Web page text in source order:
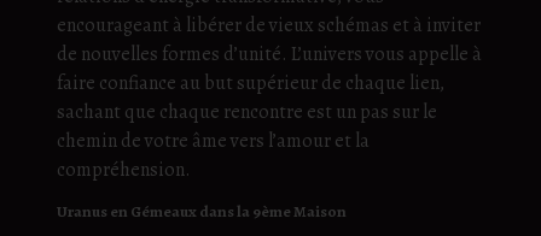
encourageant à libérer de vieux schémas et à inviter
de nouvelles formes d’unité. L’univers vous appelle à
faire confiance au but supérieur de chaque lien,
sachant que chaque rencontre est un pas sur le
chemin de votre âme vers l’amour et la
compréhension.
Uranus en Gémeaux dans la 9ème Maison